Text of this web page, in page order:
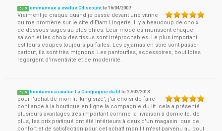
5 / 5 emmanoue a évalué Cdiscount le16/04/2007
Vraiment je craque quand je passe devant une vitrine
ou me promène sur le site d'Etam Lingerie. Il y a beaucoup de choix
de dessous sages au plus chics. Leur modèles murissent chaque
saison et les choix des tissus sont irréprochables. Le plus important
est leurs coupes toujours parfaites. Les pyjamas en soie sont passe-
partout, ils sont très mignons. Les pantoufles, accessoires, bouillotes
regorgent d'inventivité et de modernité.
5 / 5 boodamix a évalué La Compagnie du lit le 27/02/2013
pour l'achat de mon lit 'king size', j'ai choisi de faire
confiance à la boutique en ligne la compagnie du lit. cela a présenté
plusieurs avantages très important comme la livraison à domicile. de
plus, les prix pratiqué ont été inférieurs à ceux d'un magasin. que de
confort et de satisfaction pour cet achat! mon lit m'est parvenu au bout